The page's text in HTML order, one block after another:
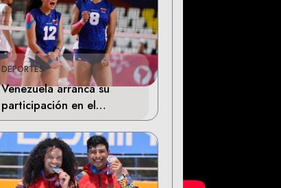
DEPORTES
Venezuela arranca su
participación en el
Mundial Sub-17 de
Voleibol en Chile